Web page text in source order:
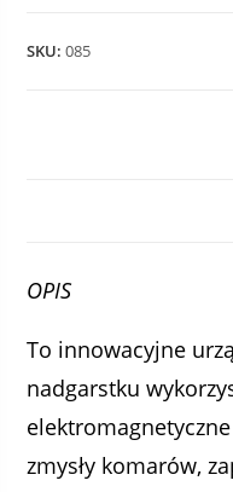
SKU:085
OPIS
To innowacyjne
nadgarstku
zmysły komarów,